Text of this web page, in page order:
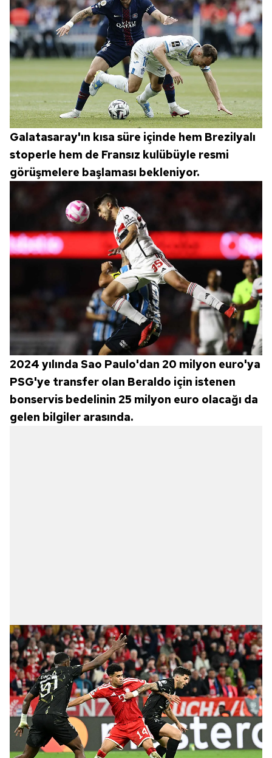
ilgili mevzuata uygun olarak kullanılan çerezlerle ilgili bilgi
almak için lütfentıklayınız.
Galatasaray'ın kısa süre içinde hem Brezilyalı
stoperle hem de Fransız kulübüyle resmi
görüşmelere başlaması bekleniyor.
2024 yılında Sao Paulo'dan 20 milyon euro'ya
PSG'ye transfer olan Beraldo için istenen
bonservis bedelinin 25 milyon euro olacağı da
gelen bilgiler arasında.